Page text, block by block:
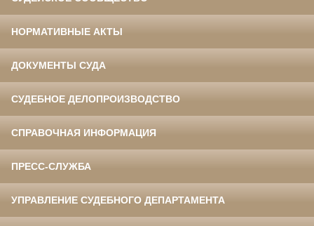
НОРМАТИВНЫЕ АКТЫ
ДОКУМЕНТЫ СУДА
СУДЕБНОЕ ДЕЛОПРОИЗВОДСТВО
СПРАВОЧНАЯ ИНФОРМАЦИЯ
ПРЕСС-СЛУЖБА
УПРАВЛЕНИЕ СУДЕБНОГО ДЕПАРТАМЕНТА